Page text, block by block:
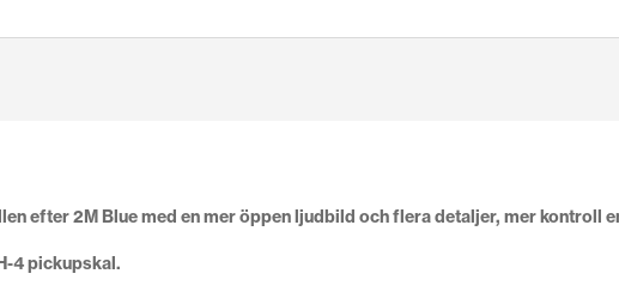
efter 2M Blue med en mer öppen ljudbild och flera detaljer, mer kontroll
4 pickupskal.